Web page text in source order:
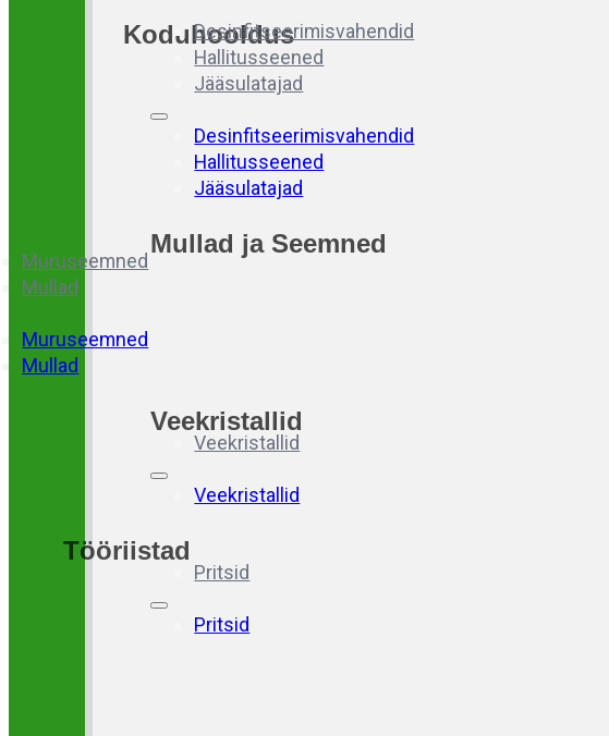
Koduhooldus
Desinfitseerimisvahendid
Hallitusseened
Jääsulatajad
Desinfitseerimisvahendid
Hallitusseened
Jääsulatajad
Mullad ja Seemned
Muruseemned
Mullad
Muruseemned
Mullad
Veekristallid
Veekristallid
Veekristallid
Tööriistad
Pritsid
Pritsid